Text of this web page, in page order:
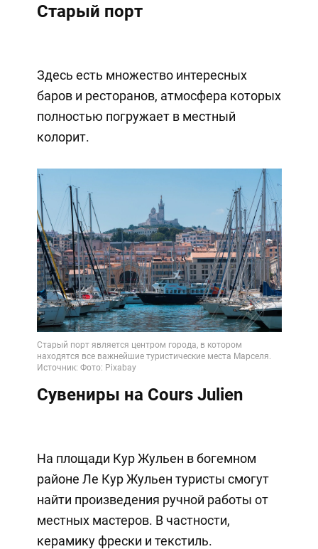
Старый порт
Здесь есть множество интересных
баров и ресторанов, атмосфера которых
полностью погружает в местный
колорит.
Сувениры на Cours Julien
На площади Кур Жульен в богемном
районе Ле Кур Жульен туристы смогут
найти произведения ручной работы от
местных мастеров. В частности,
керамику фрески и текстиль.